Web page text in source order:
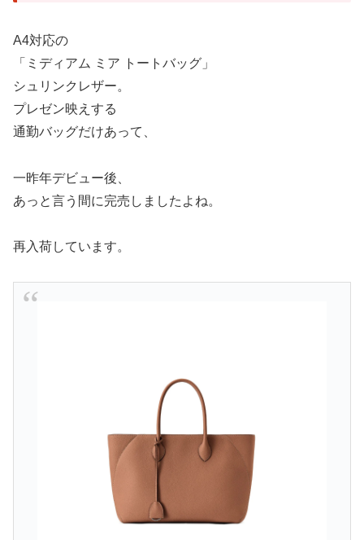
A4対応の
「ミディアム ミア トートバッグ」
シュリンクレザー。
プレゼン映えする
通勤バッグだけあって、
一昨年デビュー後、
あっと言う間に完売しましたよね。
再入荷しています。